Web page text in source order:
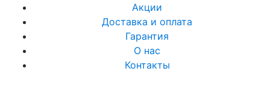
Акции
Доставка и оплата
Гарантия
О нас
Контакты